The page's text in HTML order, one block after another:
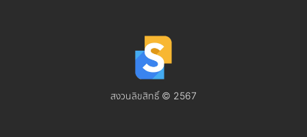
สงวนลิขสิทธิ์ © 2567